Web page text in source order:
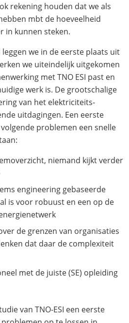
rekening houden dat we als
mbt de hoeveelheid
in kunnen steken.
we in de eerste plaats uit
we uiteindelijk uitgekomen
met TNO ESI past en
werk is. De grootschalige
van het elektriciteits-
uitdagingen. Een eerste
problemen een snelle
niemand kijkt verder
engineering gebaseerde
is voor robuust en een op de
de grenzen van organisaties
dat daar de complexiteit
met de juiste (SE) opleiding
van TNO-ESI een eerste